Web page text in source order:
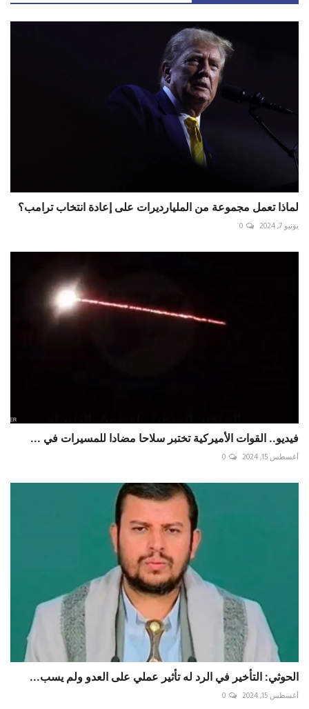
لماذا تعمل مجموعة من المليارديرات على إعادة انتخاب ترامب؟
يونيو 7, 2024 0
فيديو.. القوات الأميركية تختبر سلاحا مضادا للمسيرات في ...
أغسطس 15, 2024 0
الحوثي: التأخير في الرد له تأثير عملي على العدو ولم يسب...
أغسطس 15, 2024 0